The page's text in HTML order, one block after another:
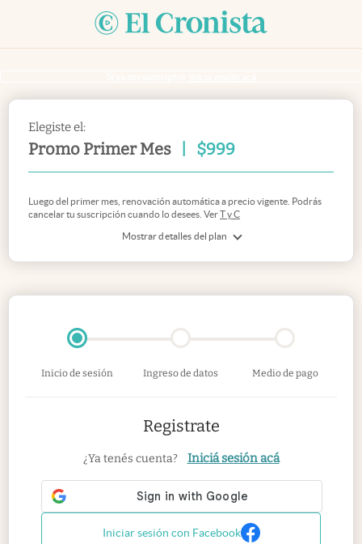
Elegiste el:
Promo Primer Mes $999
Mostrar detalles del plan
Luego del primer mes, renovación automática a precio vigente. Podrás
cancelar tu suscripción cuando lo desees. VerT y C
Inicio de sesión Ingreso de datos Medio de pago
Registrate
¿Ya tenés cuenta? Iniciá sesión acá
Iniciar sesión con Facebook